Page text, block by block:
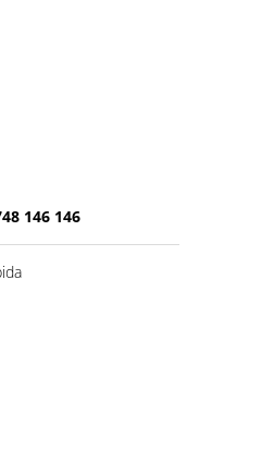
146 146